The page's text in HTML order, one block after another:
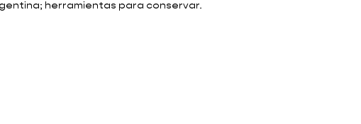
herramientas para conservar.